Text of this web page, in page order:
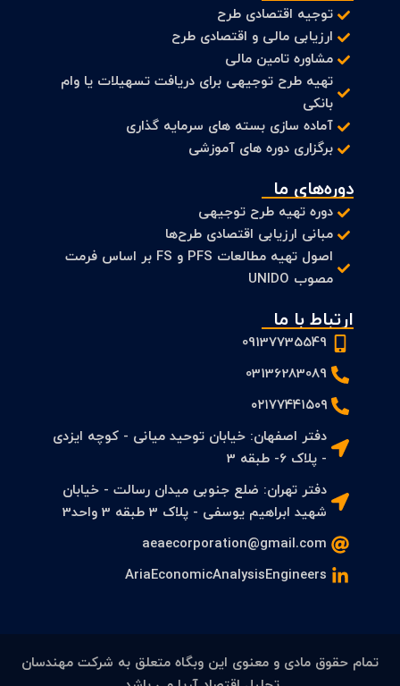
توجیه اقتصادی طرح
ارزیابی مالی و اقتصادی طرح
مشاوره تامین مالی
تهیه طرح توجیهی برای دریافت تسهیلات یا وام
بانکی
آماده سازی بسته های سرمایه گذاری
برگزاری دوره های آموزشی
دوره‌های ما
دوره تهیه طرح توجیهی
مبانی ارزیابی اقتصادی طرح‌ها
اصول تهیه مطالعات PFS و FS بر اساس فرمت
مصوب UNIDO
ارتباط با ما
09137735549
03136283089
۰۲۱۷۷۴۴۱۵۰۹
دفتر اصفهان: خیابان توحید میانی - کوچه ایزدی
- پلاک 6- طبقه 3
دفتر تهران: ضلع جنوبی میدان رسالت - خیابان
شهید ابراهیم یوسفی - پلاک 3 طبقه 3 واحد3
aeaecorporation@gmail.com
AriaEconomicAnalysisEngineers
تمام حقوق مادی و معنوی این وبگاه متعلق به شرکت مهندسان